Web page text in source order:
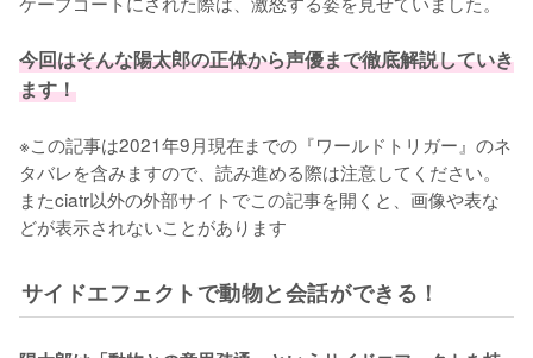
今回はそんな陽太郎の正体から声優まで徹底解説していき
ます！
※この記事は2021年9月現在までの『ワールドトリガー』のネ
タバレを含みますので、読み進める際は注意してください。
またciatr以外の外部サイトでこの記事を開くと、画像や表な
どが表示されないことがあります
サイドエフェクトで動物と会話ができる！